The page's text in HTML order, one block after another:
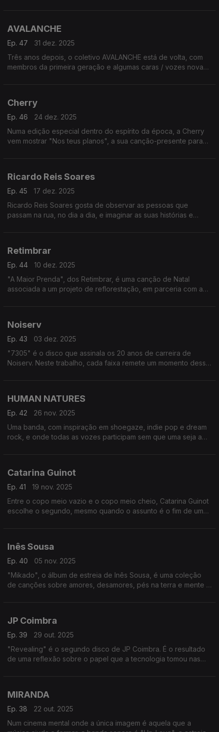
AVALANCHE
Ep. 47
31 dez. 2025
Três anos depois, o coletivo AVALANCHE está de volta, com
membros da primeira geração e algumas caras / vozes novas.
Cherry
Ep. 46
24 dez. 2025
Numa edição especial dentro do espírito da época, a Cherry
vem mostrar "Nos teus planos", a sua canção-presente para
Ricardo Reis Soares
Ep. 45
17 dez. 2025
Ricardo Reis Soares gosta de observar as pessoas que
passam na rua, no dia a dia, e imaginar as suas histórias e
Retimbrar
Ep. 44
10 dez. 2025
"A Maior Prenda", dos Retimbrar, é uma canção de Natal
associada a um projeto de reflorestação, em parceria com a
Noiserv
Ep. 43
03 dez. 2025
"7305" é o disco que assinala os 20 anos de carreira de
Noiserv. Neste trabalho, cada faixa remete um momento dessa
HUMAN NATURES
Ep. 42
26 nov. 2025
Uma banda, com inspiração em shoegaze, indie pop e dream
rock, e onde todas as vozes participam sem que uma seja a
Catarina Guinot
Ep. 41
19 nov. 2025
Entre o copo meio vazio e o copo meio cheio, Catarina Guinot
escolhe o segundo, mesmo quando o assunto é o fim de uma
Inês Sousa
Ep. 40
05 nov. 2025
"Mikado", o álbum de estreia de Inês Sousa, é uma coleção
de canções sobre amores, desamores, pés na terra e mente a
JP Coimbra
Ep. 39
29 out. 2025
"Revealing" é o segundo disco de JP Coimbra. É o resultado
de uma reflexão sobre o papel que a tecnologia tomou nas
MIRANDA
Ep. 38
22 out. 2025
Num cinema mental onde a única imagem é aquela que a